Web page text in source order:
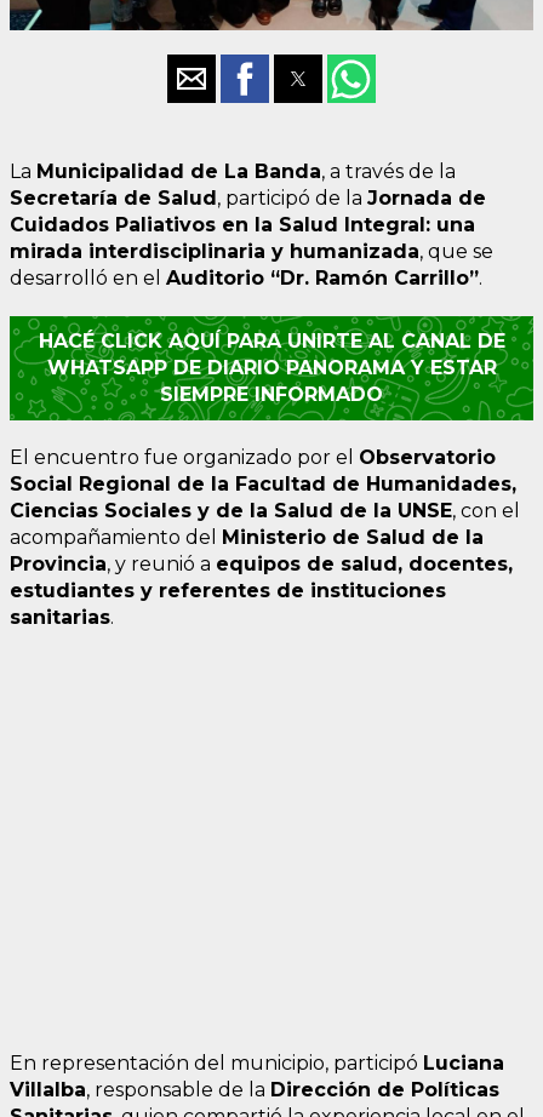
La Municipalidad de La Banda, a través de la
Secretaría de Salud, participó de la Jornada de
Cuidados Paliativos en la Salud Integral: una
mirada interdisciplinaria y humanizada, que se
desarrolló en el Auditorio “Dr. Ramón Carrillo”.
HACÉ CLICK AQUÍ PARA UNIRTE AL CANAL DE
WHATSAPP DE DIARIO PANORAMA Y ESTAR
SIEMPRE INFORMADO
El encuentro fue organizado por el Observatorio
Social Regional de la Facultad de Humanidades,
Ciencias Sociales y de la Salud de la UNSE, con el
acompañamiento del Ministerio de Salud de la
Provincia, y reunió a equipos de salud, docentes,
estudiantes y referentes de instituciones
sanitarias.
En representación del municipio, participó Luciana
Villalba, responsable de la Dirección de Políticas